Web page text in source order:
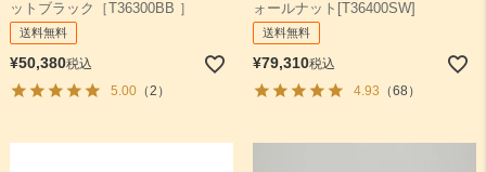
ットブラック［T36300BB ］
送料無料
¥50,380税込
5.00（2）
ォールナット[T36400SW]
送料無料
¥79,310税込
4.93 （68）